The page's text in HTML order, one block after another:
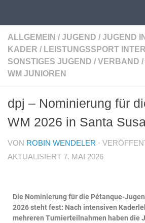
ALLGEMEIN / JUGEND / JUGEND
KADER / LEISTUNGSSPORT
SONSTIGES JUGEND / VERBAND /
WM JUNIOREN
dpj – Nominierung für
WM 2026 in Santa
VON ROBIN WENDELER ·
AKTUALISIERT 7. MAI 2026
Die Nominierung für die Pétanque-
2026 steht fest: Nach intensiven
mehreren Turnierteilnahmen haben die